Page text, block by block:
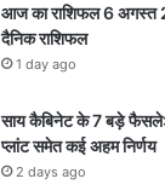
आज का राशिफल 6 अगस्त
दैनिक राशिफल
1 day ago
साय कैबिनेट के 7 बड़े
प्लांट समेत कई अहम निर्णय
2 days ago